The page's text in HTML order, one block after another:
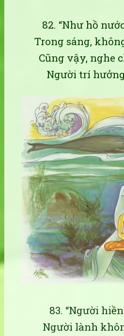
82. “Như hồ
Trong sáng,
Cũng vậy, nghe
Người trí
83. “Người
Người lành